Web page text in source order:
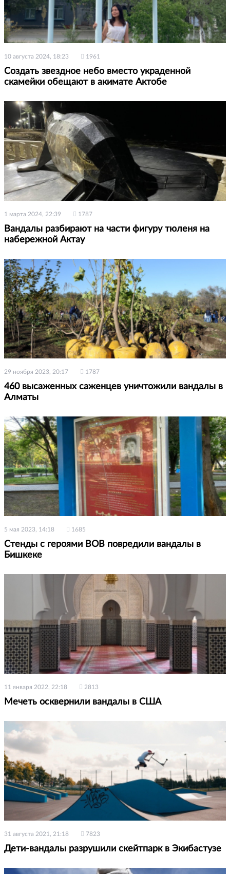
10 августа 2024, 18:23 1961
Создать звездное небо вместо украденной
скамейки обещают в акимате Актобе
1 марта 2024, 22:39 1787
Вандалы разбирают на части фигуру тюленя на
набережной Актау
29 ноября 2023, 20:17 1787
460 высаженных саженцев уничтожили вандалы в
Алматы
5 мая 2023, 14:18 1685
Стенды с героями ВОВ повредили вандалы в
Бишкеке
11 января 2022, 22:18 2813
Мечеть осквернили вандалы в США
31 августа 2021, 21:18 7823
Дети-вандалы разрушили скейтпарк в Экибастузе